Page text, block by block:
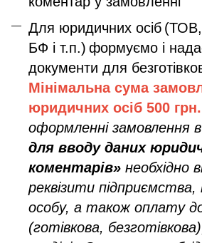
Для юридичних осіб
БФ і т.п.) формуємо і
документи для
Мінімальна сума
юридичних осіб 500 грн.
оформленні замовлення в
для вводу даних
коментарів» необхідно
реквізити
особу, а також оплату
(готівкова,